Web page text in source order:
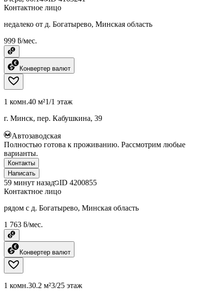
Контактное лицо
недалеко от д. Богатырево, Минская область
999 ƃ/мес.
Конвертер валют
1 комн.40 м²1/1 этаж
г. Минск, пер. Кабушкина, 39
Автозаводская
Полностью готова к проживанию. Рассмотрим любые
варианты.
Контакты
Написать
59 минут назад ID 4200855
Контактное лицо
рядом с д. Богатырево, Минская область
1 763 ƃ/мес.
Конвертер валют
1 комн.30.2 м²3/25 этаж